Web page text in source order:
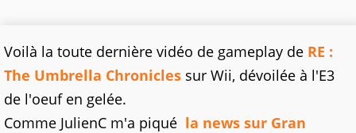
Voilà la toute dernière vidéo de gameplay de RE :
The Umbrella Chronicles sur Wii, dévoilée à l'E3
de l'oeuf en gelée.
Comme JulienC m'a piqué la news sur Gran